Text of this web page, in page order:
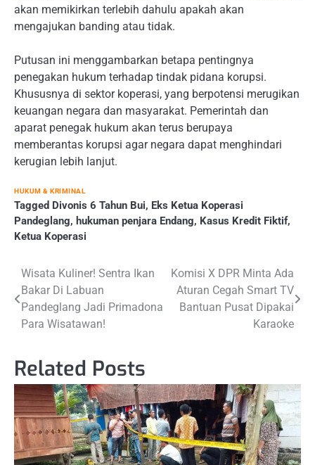
akan memikirkan terlebih dahulu apakah akan
mengajukan banding atau tidak.
Putusan ini menggambarkan betapa pentingnya
penegakan hukum terhadap tindak pidana korupsi.
Khususnya di sektor koperasi, yang berpotensi merugikan
keuangan negara dan masyarakat. Pemerintah dan
aparat penegak hukum akan terus berupaya
memberantas korupsi agar negara dapat menghindari
kerugian lebih lanjut.
HUKUM & KRIMINAL
Tagged Divonis 6 Tahun Bui, Eks Ketua Koperasi
Pandeglang, hukuman penjara Endang, Kasus Kredit Fiktif,
Ketua Koperasi
Post
navigation
Wisata Kuliner! Sentra Ikan
Bakar Di Labuan
Pandeglang Jadi Primadona
Para Wisatawan!
Komisi X DPR Minta Ada
Aturan Cegah Smart TV
Bantuan Pusat Dipakai
Karaoke
Related Posts